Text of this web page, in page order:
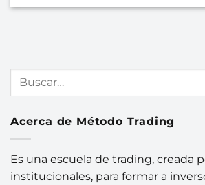
Acerca de Método Trading
Es una escuela de trading, creada
institucionales, para formar a